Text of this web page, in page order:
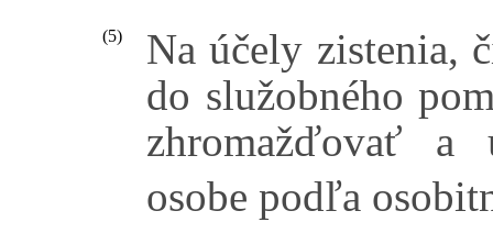
(5)
Na účely zistenia,
do služobného
zhromažďovať a
osobe podľa